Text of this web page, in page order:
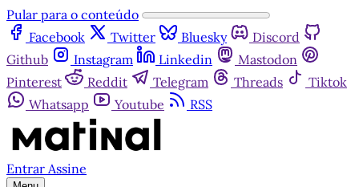
Pular para o conteúdo
Facebook
Twitter Bluesky
Discord
Github
Instagram Linkedin
Mastodon
Pinterest
Reddit Telegram Threads
Tiktok
Whatsapp
Youtube RSS
Entrar Assine